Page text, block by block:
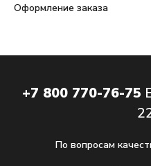
Оформление заказа
+7 800 770-76-75
По вопросам